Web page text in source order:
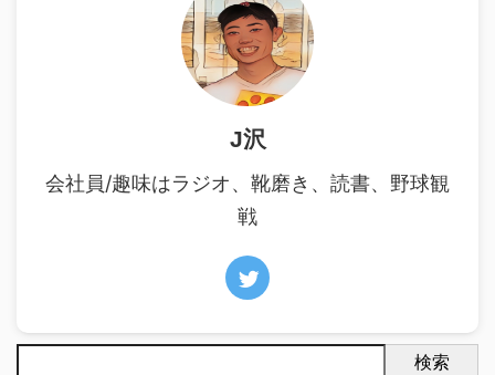
J沢
会社員/趣味はラジオ、靴磨き、読書、野球観
戦
検索